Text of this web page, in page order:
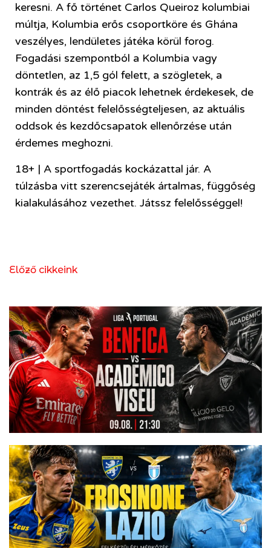
Előző cikkeink
keresni. A fő történet Carlos Queiroz kolumbiai
múltja, Kolumbia erős csoportköre és Ghána
veszélyes, lendületes játéka körül forog.
Fogadási szempontból a Kolumbia vagy
döntetlen, az 1,5 gól felett, a szögletek, a
kontrák és az élő piacok lehetnek érdekesek, de
minden döntést felelősségteljesen, az aktuális
oddsok és kezdőcsapatok ellenőrzése után
érdemes meghozni.
18+ | A sportfogadás kockázattal jár. A
túlzásba vitt szerencsejáték ártalmas, függőség
kialakulásához vezethet. Játssz felelősséggel!